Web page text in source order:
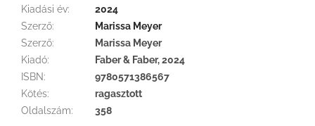
Kiadási év:
2024
Szerző:
Marissa Meyer
Szerző:
Marissa Meyer
Kiadó:
Faber & Faber, 2024
ISBN:
9780571386567
Kötés:
ragasztott
Oldalszám: 358